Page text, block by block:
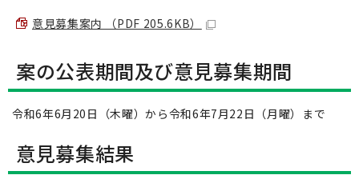
意見募集案内 （PDF 205.6KB）
案の公表期間及び意見募集期間
令和6年6月20日（木曜）から令和6年7月22日（月曜）まで
意見募集結果